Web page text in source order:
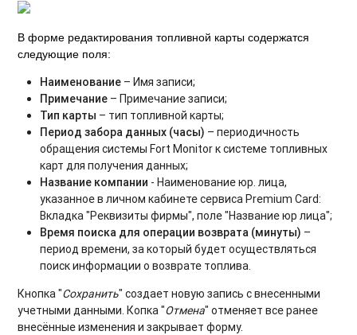
Справочник заправок
Сервисы топливных карт
1. Топливные карты РН-Карт
2. Топливные карты ППР - PetrolPlus
3. Топливные карты Premium Card
4. Топливные карты Ликард
5. Топливные карты Руспетрол
В форме редактирования топливной карты содержатся
следующие поля:
Наименование – Имя записи;
Примечание – Примечание записи;
Тип карты – тип топливной карты;
Период забора данных (часы) – периодичность
обращения системы Fort Monitor к системе топливных
карт для получения данных;
Название компании - Наименование юр. лица,
указанное в личном кабинете сервиса Premium Card:
Вкладка "Реквизиты фирмы", поле "Название юр лица";
Время поиска для операции возврата (минуты) –
период времени, за который будет осуществляться
поиск информации о возврате топлива.
Кнопка "Сохранить" создает новую запись с внесенными
учетными данными. Копка "Отмена" отменяет все ранее
внесённые изменения и закрывает форму.